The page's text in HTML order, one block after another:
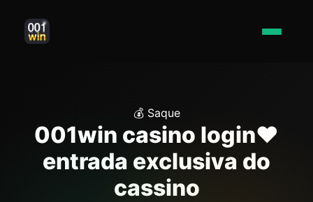
💰 Saque
001win casino login❤️
entrada exclusiva do
cassino